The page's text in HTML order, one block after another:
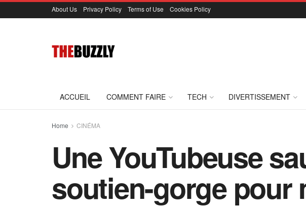
About Us Privacy Policy Terms of Use Cookies Policy
ACCUEIL COMMENT FAIRE TECH DIVERTISSEMENT
Home CINÉMA
Une YouTubeuse
soutien-gorge pour